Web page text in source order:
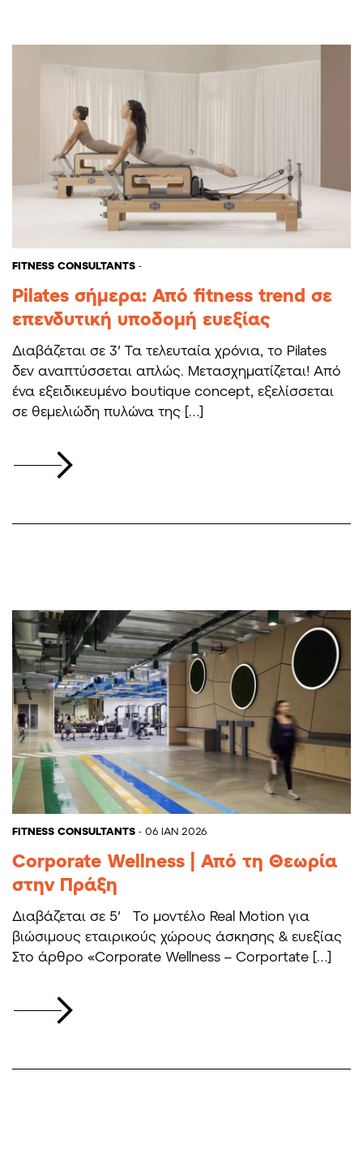
FITNESS CONSULTANTS -
Pilates σήμερα: Από fitness trend σε
επενδυτική υποδομή ευεξίας
Διαβάζεται σε 3′ Τα τελευταία χρόνια, το Pilates
δεν αναπτύσσεται απλώς. Μετασχηματίζεται! Από
ένα εξειδικευμένο boutique concept, εξελίσσεται
σε θεμελιώδη πυλώνα της […]
FITNESS CONSULTANTS - 06 ΙΑΝ 2026
Corporate Wellness | Από τη Θεωρία
στην Πράξη
Διαβάζεται σε 5′ Το μοντέλο Real Motion για
βιώσιμους εταιρικούς χώρους άσκησης & ευεξίας
Στο άρθρο «Corporate Wellness – Corportate […]